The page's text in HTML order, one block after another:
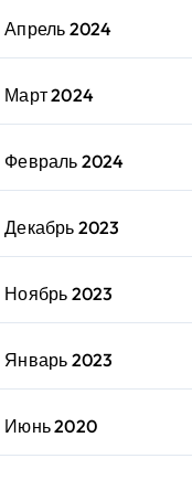
Апрель 2024
Март 2024
Февраль 2024
Декабрь 2023
Ноябрь 2023
Январь 2023
Июнь 2020